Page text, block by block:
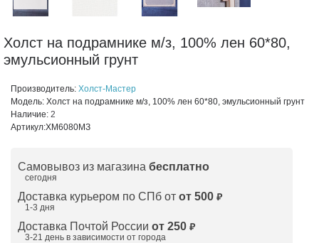
Холст на подрамнике м/з, 100% лен 60*80,
эмульсионный грунт
Производитель: Холст-Мастер
Модель: Холст на подрамнике м/з, 100% лен 60*80, эмульсионный грунт
Наличие: 2
Артикул:ХМ6080МЗ
Самовывоз из магазина бесплатно
сегодня
Доставка курьером по СПб от от 500 ₽
1-3 дня
Доставка Почтой России от 250 ₽
3-21 день в зависимости от города